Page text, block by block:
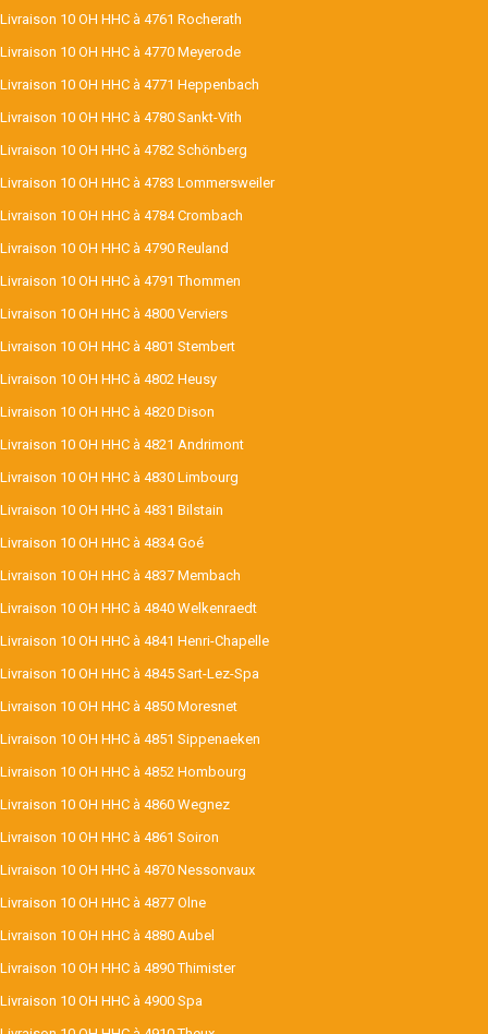
Livraison 10 OH HHC à 4761 Rocherath
Livraison 10 OH HHC à 4770 Meyerode
Livraison 10 OH HHC à 4771 Heppenbach
Livraison 10 OH HHC à 4780 Sankt-Vith
Livraison 10 OH HHC à 4782 Schönberg
Livraison 10 OH HHC à 4783 Lommersweiler
Livraison 10 OH HHC à 4784 Crombach
Livraison 10 OH HHC à 4790 Reuland
Livraison 10 OH HHC à 4791 Thommen
Livraison 10 OH HHC à 4800 Verviers
Livraison 10 OH HHC à 4801 Stembert
Livraison 10 OH HHC à 4802 Heusy
Livraison 10 OH HHC à 4820 Dison
Livraison 10 OH HHC à 4821 Andrimont
Livraison 10 OH HHC à 4830 Limbourg
Livraison 10 OH HHC à 4831 Bilstain
Livraison 10 OH HHC à 4834 Goé
Livraison 10 OH HHC à 4837 Membach
Livraison 10 OH HHC à 4840 Welkenraedt
Livraison 10 OH HHC à 4841 Henri-Chapelle
Livraison 10 OH HHC à 4845 Sart-Lez-Spa
Livraison 10 OH HHC à 4850 Moresnet
Livraison 10 OH HHC à 4851 Sippenaeken
Livraison 10 OH HHC à 4852 Hombourg
Livraison 10 OH HHC à 4860 Wegnez
Livraison 10 OH HHC à 4861 Soiron
Livraison 10 OH HHC à 4870 Nessonvaux
Livraison 10 OH HHC à 4877 Olne
Livraison 10 OH HHC à 4880 Aubel
Livraison 10 OH HHC à 4890 Thimister
Livraison 10 OH HHC à 4900 Spa